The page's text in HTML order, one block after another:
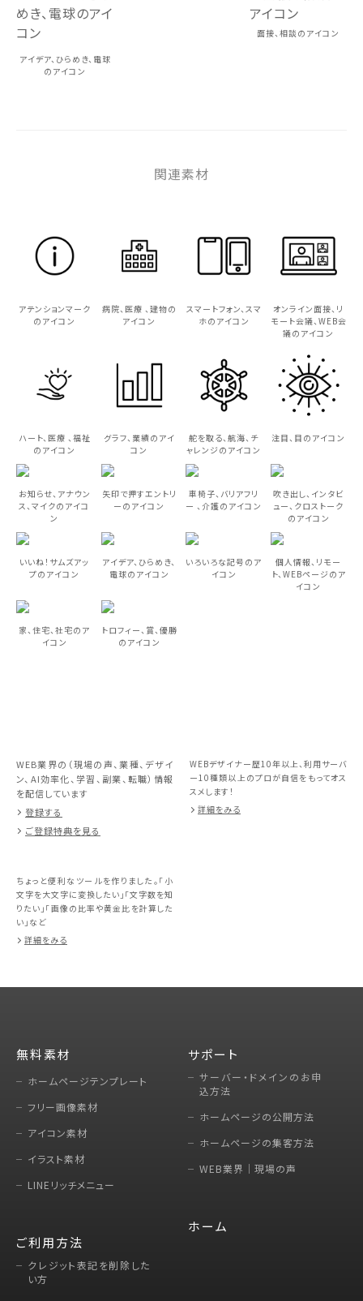
アイデア、ひらめき、電球
のアイコン
面接、相談のアイコン
関連素材
アテンションマーク
のアイコン
病院、医療 、建物の
アイコン
スマートフォン、スマ
ホのアイコン
オンライン面接、リ
モート会議、WEB会
議のアイコン
ハート、医療 、福祉
のアイコン
グラフ、業績のアイ
コン
舵を取る、航海、チ
ャレンジのアイコン
注目、目のアイコン
お知らせ、アナウン
ス、マイクのアイコ
ン
矢印で押すエントリ
ーのアイコン
車椅子、バリアフリ
ー 、介護のアイコン
吹き出し、インタビ
ュー、クロストーク
のアイコン
いいね！サムズアッ
プのアイコン
アイデア、ひらめき、
電球のアイコン
いろいろな記号のア
イコン
個人情報、リモー
ト、WEBページのア
イコン
家、住宅、社宅のア
イコン
トロフィー、賞、優勝
のアイコン
WEB業界の（現場の声、業種、デザイ
ン、AI効率化、学習、副業、転職）情報
を配信しています
登録する
ご登録特典を見る
WEBデザイナー歴10年以上、利用サーバ
ー10種類以上のプロが自信をもってオス
スメします！
詳細をみる
ちょっと便利なツールを作りました。「小
文字を大文字に変換したい」「文字数を知
りたい」「画像の比率や黄金比を計算した
い」など
詳細をみる
無料素材
ホームページテンプレート
フリー画像素材
アイコン素材
イラスト素材
LINEリッチメニュー
ご利用方法
クレジット表記を削除した
い方
サポート
サーバー・ドメインのお申
込方法
ホームページの公開方法
ホームページの集客方法
WEB業界｜現場の声
ホーム